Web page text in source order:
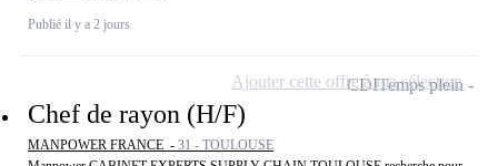
Publié il y a 2 jours
Chef de rayon (H/F)
MANPOWER FRANCE - 31 - TOULOUSE
CDITemps plein
Ajouter cette offre à ma sélection